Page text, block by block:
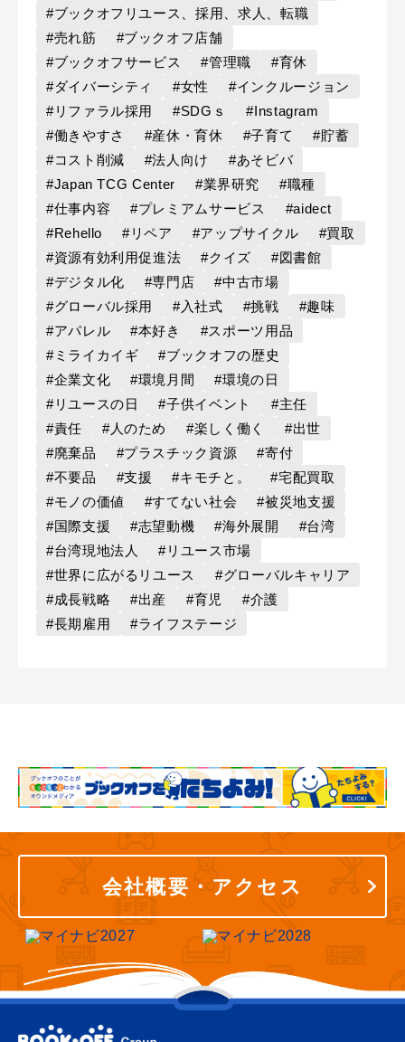
#ブックオフリユース、採用、求人、転職
#売れ筋
#ブックオフ店舗
#ブックオフサービス
#管理職
#育休
#ダイバーシティ
#女性
#インクルージョン
#リファラル採用
#SDGｓ
#Instagram
#働きやすさ
#産休・育休 #子育て
#貯蓄
#コスト削減
#法人向け
#あそビバ
#Japan TCG Center
#業界研究
#職種
#仕事内容
#プレミアムサービス
#aidect
#Rehello
#リペア #アップサイクル
#買取
#資源有効利用促進法
#クイズ
#図書館
#デジタル化
#専門店
#中古市場
#グローバル採用
#入社式 #挑戦
#趣味
#アパレル
#本好き
#スポーツ用品
#ミライカイギ
#ブックオフの歴史
#企業文化
#環境月間
#環境の日
#リユースの日
#子供イベント
#主任
#責任
#人のため #楽しく働く
#出世
#廃棄品
#プラスチック資源
#寄付
#不要品
#支援 #キモチと。
#宅配買取
#モノの価値
#すてない社会
#被災地支援
#国際支援
#志望動機 #海外展開
#台湾
#台湾現地法人
#リユース市場
#世界に広がるリユース
#グローバルキャリア
#成長戦略
#出産 #育児
#介護
#長期雇用
#ライフステージ
会社概要・アクセス